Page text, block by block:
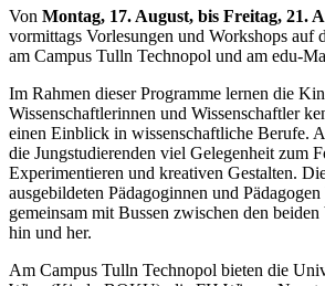
Von Montag, 17. August, bis Freitag, 21.
vormittags Vorlesungen und Workshops
am Campus Tulln Technopol und am edu-
Im Rahmen dieser Programme lernen die
Wissenschaftlerinnen und Wissenschaftler
einen Einblick in wissenschaftliche Berufe.
die Jungstudierenden viel Gelegenheit zum
Experimentieren und kreativen Gestalten.
ausgebildeten Pädagoginnen und
gemeinsam mit Bussen zwischen den beiden
hin und her.
Am Campus Tulln Technopol bieten die